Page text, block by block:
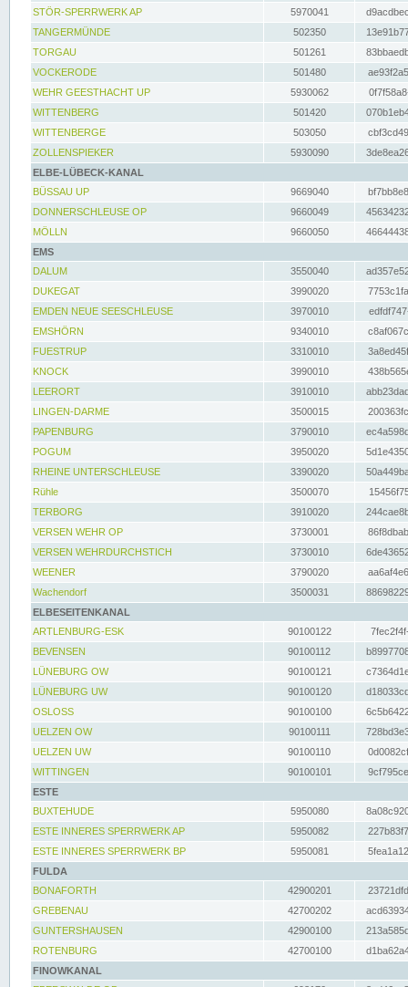
STÖR-SPERRWERK AP 5970041
TANGERMÜNDE
502350
TORGAU
501261
VOCKERODE
501480
WEHR GEESTHACHT UP
5930062
WITTENBERG
501420
WITTENBERGE
503050
ZOLLENSPIEKER
5930090
ELBE-LÜBECK-KANAL
BÜSSAU UP
9669040
DONNERSCHLEUSE OP
9660049
MÖLLN
9660050
EMS
DALUM
3550040
DUKEGAT
3990020
EMDEN NEUE SEESCHLEUSE
3970010
EMSHÖRN
9340010
FUESTRUP
3310010
KNOCK
3990010
LEERORT
3910010
LINGEN-DARME
3500015
PAPENBURG
3790010
POGUM
3950020
RHEINE UNTERSCHLEUSE
3390020
Rühle
3500070
TERBORG
3910020
VERSEN WEHR OP
3730001
VERSEN WEHRDURCHSTICH
3730010
WEENER
3790020
Wachendorf
3500031
ELBESEITENKANAL
ARTLENBURG-ESK
90100122
BEVENSEN
90100112
LÜNEBURG OW
90100121
LÜNEBURG UW
90100120
OSLOSS
90100100
UELZEN OW
90100111
UELZEN UW
90100110
WITTINGEN
90100101
ESTE
BUXTEHUDE
5950080
ESTE INNERES SPERRWERK AP
5950082
ESTE INNERES SPERRWERK BP
5950081
FULDA
BONAFORTH
42900201
GREBENAU
42700202
GUNTERSHAUSEN
42900100
ROTENBURG
42700100
FINOWKANAL